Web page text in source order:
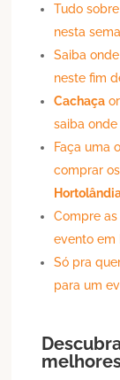
Tudo
nesta
Saiba
neste fim
Cachaça
saiba
Faça uma
comprar
Compre
evento em
Só pra
para um